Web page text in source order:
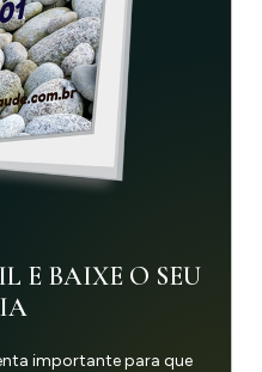
E BAIXE O SEU
importante para que